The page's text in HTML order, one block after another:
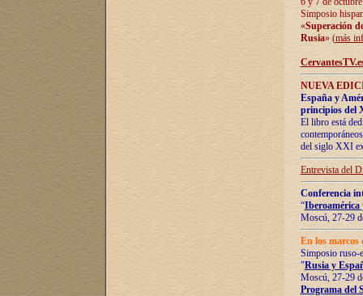
Simposio
«Superación
Rusia» (más
NUEVA
España y
principios del
El libro está
del siglo XXI
Entrevista del
Conferencia
“Iberoamérica
Moscú, 27-29
En los marcos
Simposio ruso-
"Rusia y
Moscú, 27-29
Programa del